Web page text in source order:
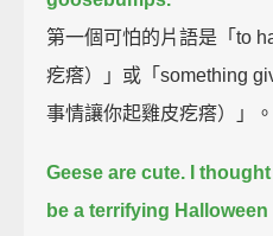
第一個可怕的片語是「to
疙瘩）」或「something
事情讓你起雞皮疙瘩）」。
Geese are cute.
I
be a terrifying